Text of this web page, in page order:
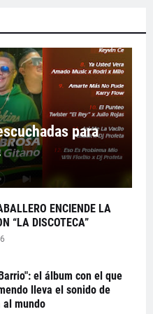
para
ENCIENDE LA
“LA DISCOTECA”
el álbum con el que
lleva el sonido de
al mundo